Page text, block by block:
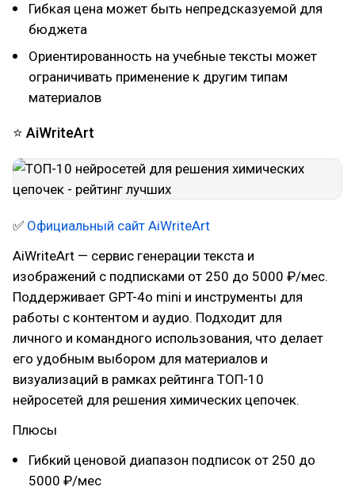
Гибкая цена может быть непредсказуемой для
бюджета
Ориентированность на учебные тексты может
ограничивать применение к другим типам
материалов
⭐ AiWriteArt
✅ Официальный сайт AiWriteArt
AiWriteArt — сервис генерации текста и
изображений с подписками от 250 до 5000 ₽/мес.
Поддерживает GPT-4o mini и инструменты для
работы с контентом и аудио. Подходит для
личного и командного использования, что делает
его удобным выбором для материалов и
визуализаций в рамках рейтинга ТОП-10
нейросетей для решения химических цепочек.
Плюсы
Гибкий ценовой диапазон подписок от 250 до
5000 ₽/мес